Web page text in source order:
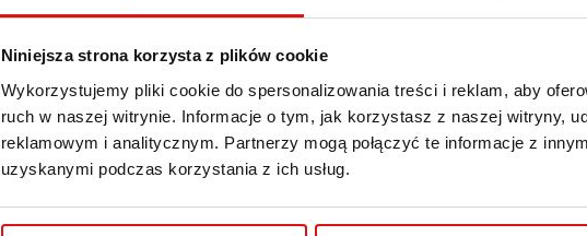
Niniejsza strona korzysta z plików cookie
Wykorzystujemy pliki cookie do spersonalizowania treści i reklam, aby
ruch w naszej witrynie. Informacje o tym, jak korzystasz z naszej witryny,
reklamowym i analitycznym. Partnerzy mogą połączyć te informacje z
uzyskanymi podczas korzystania z ich usług.